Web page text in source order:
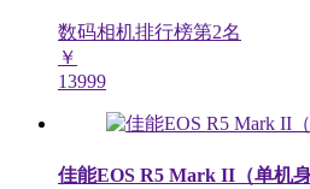
数码相机排行榜第2名
￥
13999
佳能EOS R5 Mark II（单机身